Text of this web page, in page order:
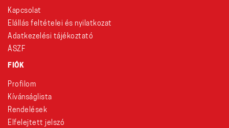
Kapcsolat
Elállás feltételei és nyilatkozat
Adatkezelési tájékoztató
ÁSZF
FIÓK
Profilom
Kívánságlista
Rendelések
Elfelejtett jelszó